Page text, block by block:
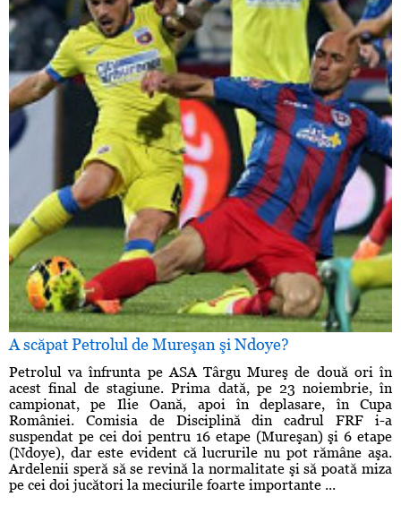
A scăpat Petrolul de Mureşan şi Ndoye?
Petrolul va înfrunta pe ASA Târgu Mureş de două ori în
acest final de stagiune. Prima dată, pe 23 noiembrie, în
campionat, pe Ilie Oană, apoi în deplasare, în Cupa
României. Comisia de Disciplină din cadrul FRF i-a
suspendat pe cei doi pentru 16 etape (Mureşan) şi 6 etape
(Ndoye), dar este evident că lucrurile nu pot rămâne aşa.
Ardelenii speră să se revină la normalitate şi să poată miza
pe cei doi jucători la meciurile foarte importante ...